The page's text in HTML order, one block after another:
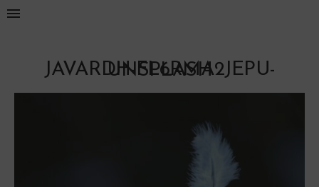
JAVARDH-FL6RMA2JEPU-UNSPLASH